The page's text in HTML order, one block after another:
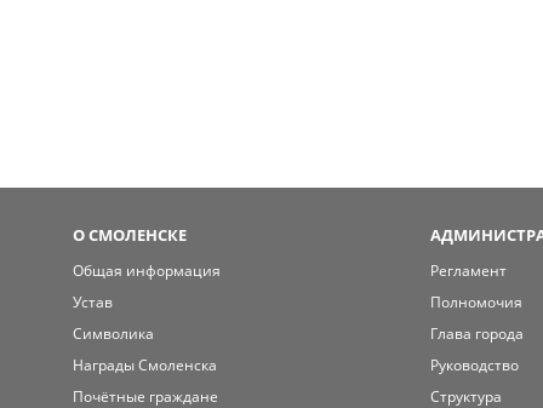
О СМОЛЕНСКЕ
Общая информация
Устав
Символика
Награды Смоленска
Почётные граждане
Регламент
Полномочия
Глава города
Руководство
Структура